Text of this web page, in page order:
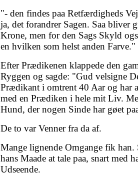
"- den findes paa Retfærdigheds
ja, det forandrer Sagen. Saa bliver
Krone, men for den Sags Skyld
en hvilken som helst anden Farve."
Efter Prædikenen klappede den
Ryggen og sagde: "Gud velsigne
Prædikant i omtrent 40 Aar og har
med en Prædiken i hele mit Liv.
Hund, der nogen Sinde har gøet
De to var Venner fra da af.
Mange lignende Omgange fik han.
hans Maade at tale paa, snart med
Udseende.